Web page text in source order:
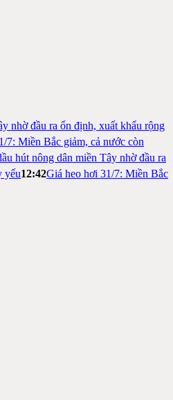
nhờ đầu ra ổn định, xuất khẩu rộng
7: Miền Bắc giảm, cả nước còn
hút nông dân miền Tây nhờ đầu ra
yếu12:42Giá heo hơi 31/7: Miền Bắc